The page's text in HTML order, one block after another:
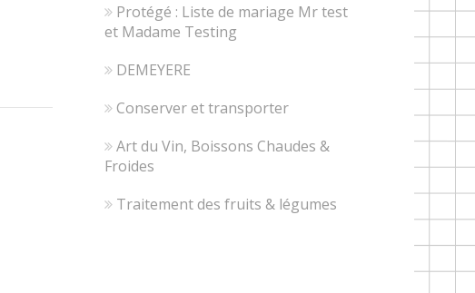
Protégé : Liste de mariage Mr test
et Madame Testing
DEMEYERE
Conserver et transporter
Art du Vin, Boissons Chaudes &
Froides
Traitement des fruits & légumes